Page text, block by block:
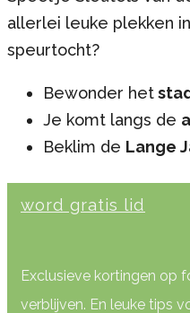
allerlei leuke plekken
speurtocht?
Bewonder het
Je komt langs de
Beklim de Lange
word gratis lid
Exclusieve kortingen op
verblijven. En leuke tips